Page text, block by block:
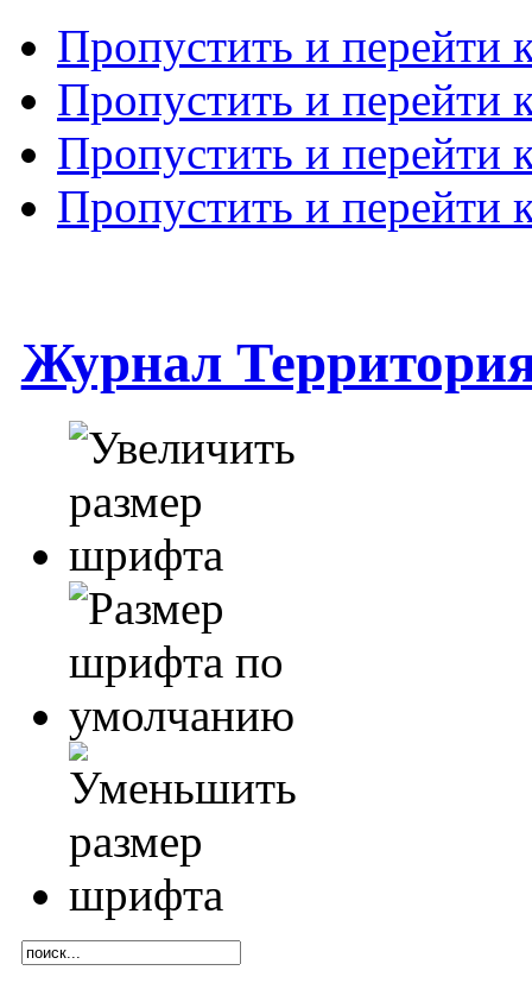
Пропустить и перейти
Пропустить и перейти
Пропустить и перейти
Пропустить и перейти
Журнал